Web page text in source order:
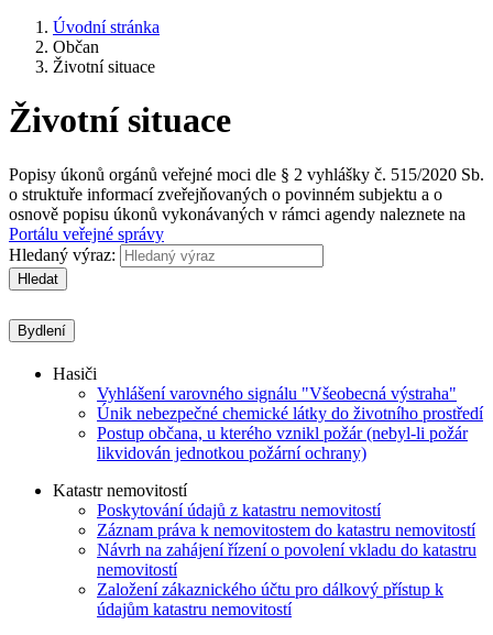
Úvodní stránka
Občan
Životní situace
Životní situace
Popisy úkonů orgánů veřejné moci dle § 2 vyhlášky č. 515/2020 Sb.
o struktuře informací zveřejňovaných o povinném subjektu a o
osnově popisu úkonů vykonávaných v rámci agendy naleznete na
Portálu veřejné správy
Hledaný výraz:
Hledat
Bydlení
Hasiči
Vyhlášení varovného signálu "Všeobecná výstraha"
Únik nebezpečné chemické látky do životního prostředí
Postup občana, u kterého vznikl požár (nebyl-li požár
likvidován jednotkou požární ochrany)
Katastr nemovitostí
Poskytování údajů z katastru nemovitostí
Záznam práva k nemovitostem do katastru nemovitostí
Návrh na zahájení řízení o povolení vkladu do katastru
nemovitostí
Založení zákaznického účtu pro dálkový přístup k
údajům katastru nemovitostí